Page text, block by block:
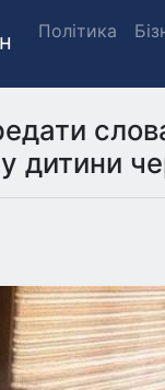
Політика
дитини